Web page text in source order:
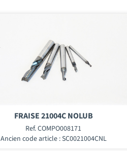
FRAISE 21004C NOLUB
Ref. COMPO008171
Ancien code article : SC0021004CNL